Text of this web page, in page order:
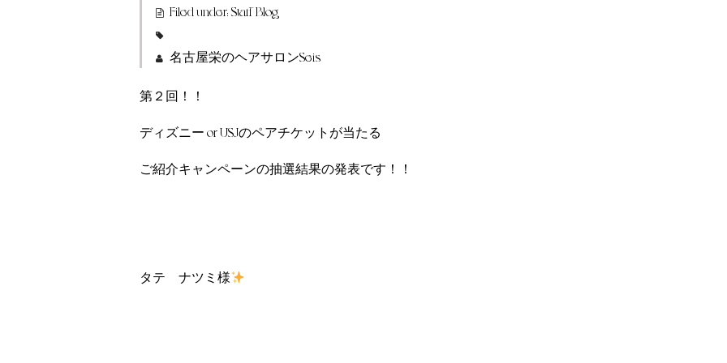
Filed under: Staff Blog
名古屋栄のヘアサロンSeis
第２回！！
ディズニー or USJのペアチケットが当たる
ご紹介キャンペーンの抽選結果の発表です！！
タテ ナツミ様